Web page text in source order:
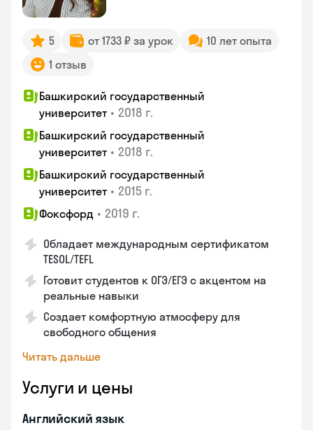
5 от 1733 ₽ за урок
10 лет опыта
1 отзыв
Башкирский государственный
университет • 2018 г.
Башкирский государственный
университет • 2018 г.
Башкирский государственный
университет • 2015 г.
Фоксфорд • 2019 г.
Обладает международным сертификатом
TESOL/TEFL
Готовит студентов к ОГЭ/ЕГЭ с акцентом на
реальные навыки
Создает комфортную атмосферу для
свободного общения
Читать дальше
Услуги и цены
Английский язык